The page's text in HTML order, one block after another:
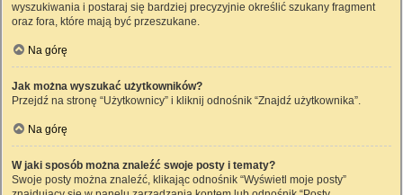
wyszukiwania i postaraj się bardziej precyzyjnie określić szukany fragment
oraz fora, które mają być przeszukane.
Na górę
Jak można wyszukać użytkowników?
Przejdź na stronę “Użytkownicy” i kliknij odnośnik “Znajdź użytkownika”.
Na górę
W jaki sposób można znaleźć swoje posty i tematy?
Swoje posty można znaleźć, klikając odnośnik “Wyświetl moje posty”